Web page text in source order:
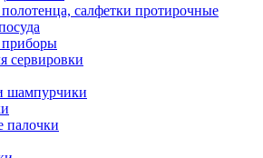
салфетки протирочные
сервировки
шампурчики
палочки